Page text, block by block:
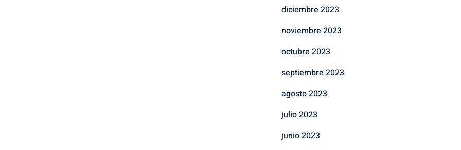
diciembre 2023
noviembre 2023
octubre 2023
septiembre 2023
agosto 2023
julio 2023
junio 2023